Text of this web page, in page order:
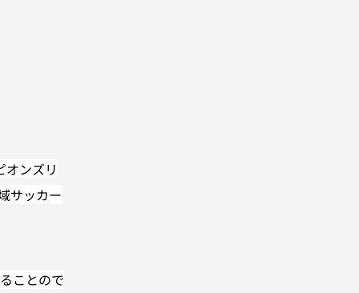
オンズリ
サッカー
ことので